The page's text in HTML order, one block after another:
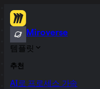
Miroverse
템플릿
추천
AI로 프로세스 가속